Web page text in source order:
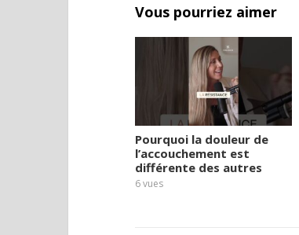
Vous pourriez aimer
Pourquoi la douleur de
l’accouchement est
différente des autres
6vues